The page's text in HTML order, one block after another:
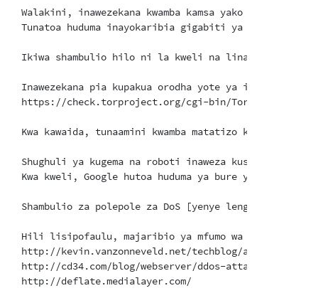
Walakini, inawezekana kwamba kamsa yako ya
Tunatoa huduma inayokaribia gigabiti ya trafiki kwa
Ikiwa shambulio hilo ni la kweli na linaendelea ,
Inawezekana pia kupakua orodha yote ya itifaki ya
https://check.torproject.org/cgi-bin/
Kwa kawaida, tunaamini kwamba matatizo kama haya
Shughuli ya kugema na roboti inaweza kushushwa/
Kwa kweli, Google hutoa huduma ya bure ya
Shambulio za polepole za DoS [yenye lengo ya
Hili lisipofaulu, majaribio ya mfumo wa uendeshaji
http://kevin.vanzonneveld.net/techblog/article/
http://cd34.com/blog/webserver/ddos-attack-